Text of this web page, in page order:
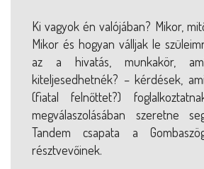
Ki vagyok én valójában? Mikor,
Mikor és hogyan válljak le
az a hivatás, munkakör,
kiteljesedhetnék? – kérdések,
(fiatal felnőttet?)
megválaszolásában szeretne
Tandem csapata a
résztvevőinek.